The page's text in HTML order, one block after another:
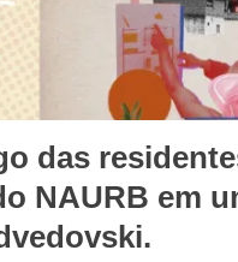
das
NAURB em